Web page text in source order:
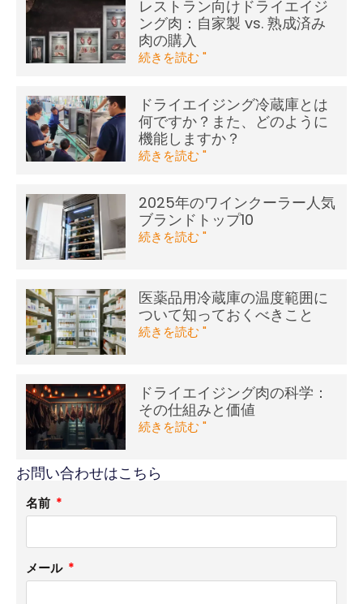
レストラン向けドライエイジ
ング肉：自家製 vs. 熟成済み
肉の購入
続きを読む "
ドライエイジング冷蔵庫とは
何ですか？また、どのように
機能しますか？
続きを読む "
2025年のワインクーラー人気
ブランドトップ10
続きを読む "
医薬品用冷蔵庫の温度範囲に
ついて知っておくべきこと
続きを読む "
ドライエイジング肉の科学：
その仕組みと価値
続きを読む "
お問い合わせはこちら
名前
メール